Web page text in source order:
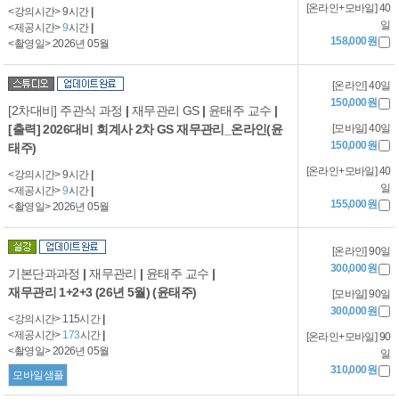
<강의시간> 9시간 |
<제공시간>9시간 |
<촬영일> 2026년 05월
[온라인+모바일] 40
일
158,000원
[2차대비] 주관식 과정 | 재무관리 GS | 윤태주 교수 |
[출력] 2026대비 회계사 2차 GS 재무관리_온라인(윤
태주)
<강의시간> 9시간 |
<제공시간>9시간 |
<촬영일> 2026년 05월
[온라인] 40일
150,000원
[모바일] 40일
150,000원
[온라인+모바일] 40
일
155,000원
기본단과과정 | 재무관리 | 윤태주 교수 |
재무관리 1+2+3 (26년 5월) (윤태주)
<강의시간> 115시간 |
<제공시간> 173시간 |
<촬영일> 2026년 05월
모바일샘플
[온라인] 90일
300,000원
[모바일] 90일
300,000원
[온라인+모바일] 90
일
310,000원